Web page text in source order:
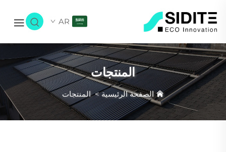
AR
المنتجات
الصفحة الرئيسية>المنتجات